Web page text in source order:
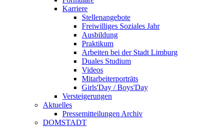
Karriere
Stellenangebote
Freiwilliges Soziales Jahr
Ausbildung
Praktikum
Arbeiten bei der Stadt Limburg
Duales Studium
Videos
Mitarbeiterporträts
Girls'Day / Boys'Day
Versteigerungen
Aktuelles
Pressemitteilungen Archiv
DOMSTADT